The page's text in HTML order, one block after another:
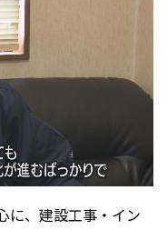
に、建設工事・イン